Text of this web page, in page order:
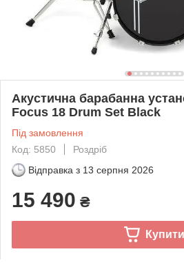
Акустична барабанна
Focus 18 Drum Set Black
Під замовлення
Код: 5850
Роздріб
Відправка з 13 серпня 2026
15 490 ₴
Купити